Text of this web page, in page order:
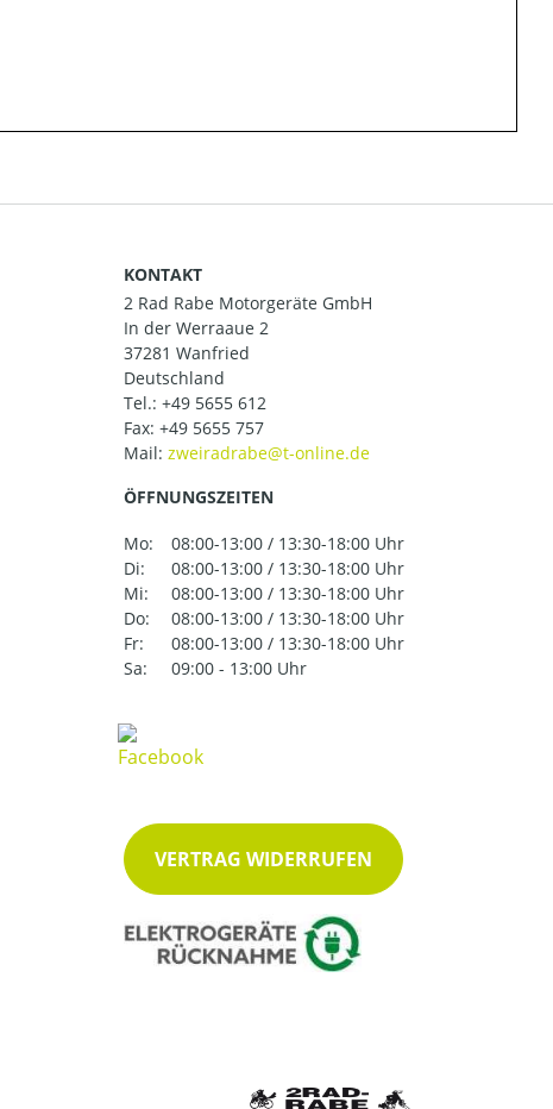
KONTAKT
2 Rad Rabe Motorgeräte GmbH
In der Werraaue 2
37281 Wanfried
Deutschland
Tel.: +49 5655 612
Fax: +49 5655 757
Mail:
ÖFFNUNGSZEITEN
Mo:
08:00-13:00 / 13:30-18:00 Uhr
Di:
08:00-13:00 / 13:30-18:00 Uhr
Mi:
08:00-13:00 / 13:30-18:00 Uhr
Do:
08:00-13:00 / 13:30-18:00 Uhr
Fr:
08:00-13:00 / 13:30-18:00 Uhr
Sa:
09:00 - 13:00 Uhr
VERTRAG WIDERRUFEN